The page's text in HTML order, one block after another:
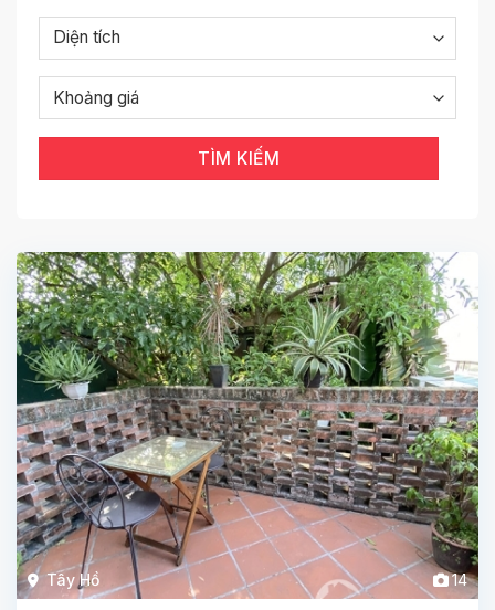
5.000 USD/tháng, tùy thuộc vào vị trí, diện tích và
tiện nghi đi kèm.
Biệt thự thường nằm tại các khu vực yên tĩnh, giao
thông thuận tiện, gần trường quốc tế, trung tâm mua
sắm và các tiện ích sống chất lượng cao.
Liên hệ ngay để được tư vấn & xem nhà miễn
TÌM KIẾM
Tây Hồ 14